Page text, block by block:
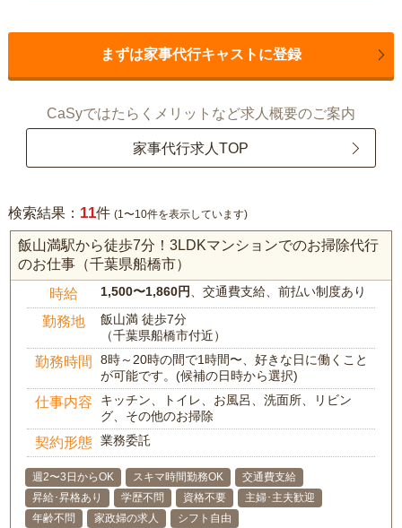
まずは家事代行キャストに登録
CaSyではたらくメリットなど求人概要のご案内
家事代行求人TOP
検索結果： 11件 (1〜10件を表示しています)
飯山満駅から徒歩7分！3LDKマンションでのお掃除代行
のお仕事（千葉県船橋市）
時給 1,500〜1,860円、交通費支給、前払い制度あり
勤務地
飯山満 徒歩7分
（千葉県船橋市付近）
勤務時間
8時～20時の間で1時間〜、好きな日に働くこと
が可能です。(候補の日時から選択)
仕事内容
キッチン、トイレ、お風呂、洗面所、リビン
グ、その他のお掃除
契約形態 業務委託
週2〜3日からOK スキマ時間勤務OK
交通費支給
昇給･昇格あり
学歴不問 資格不要
主婦･主夫歓迎
年齢不問
家政婦の求人 シフト自由